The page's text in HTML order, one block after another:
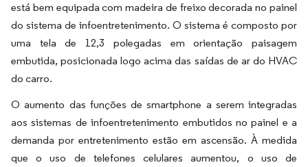
está bem equipada com madeira de freixo decorada no painel
do sistema de infoentretenimento. O sistema é composto por
uma tela de 12,3 polegadas em orientação paisagem
embutida, posicionada logo acima das saídas de ar do HVAC
do carro.
O aumento das funções de smartphone a serem integradas
aos sistemas de infoentretenimento embutidos no painel e a
demanda por entretenimento estão em ascensão. À medida
que o uso de telefones celulares aumentou, o uso de